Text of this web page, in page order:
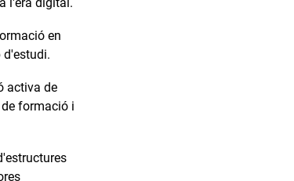
en
d'estudi.
activa de
formació i